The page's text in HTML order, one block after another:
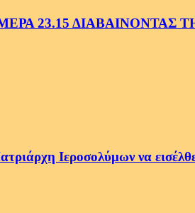
23.15 ΔΙΑΒΑΙΝΟΝΤΑΣ
Ιεροσολύμων να